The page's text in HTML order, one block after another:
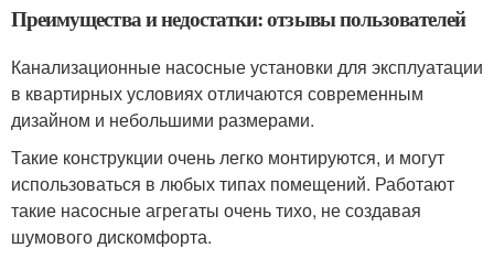
Преимущества и недостатки: отзывы пользователей
Канализационные насосные установки для эксплуатации
в квартирных условиях отличаются современным
дизайном и небольшими размерами.
Такие конструкции очень легко монтируются, и могут
использоваться в любых типах помещений. Работают
такие насосные агрегаты очень тихо, не создавая
шумового дискомфорта.